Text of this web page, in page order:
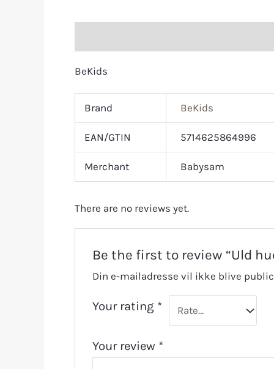
BeKids
Brand BeKids
EAN/GTIN 5714625864996
Merchant Babysam
There are no reviews yet.
Be the first to review “Uld
Din e-mailadresse vil ikke blive
Your rating *
Your review *